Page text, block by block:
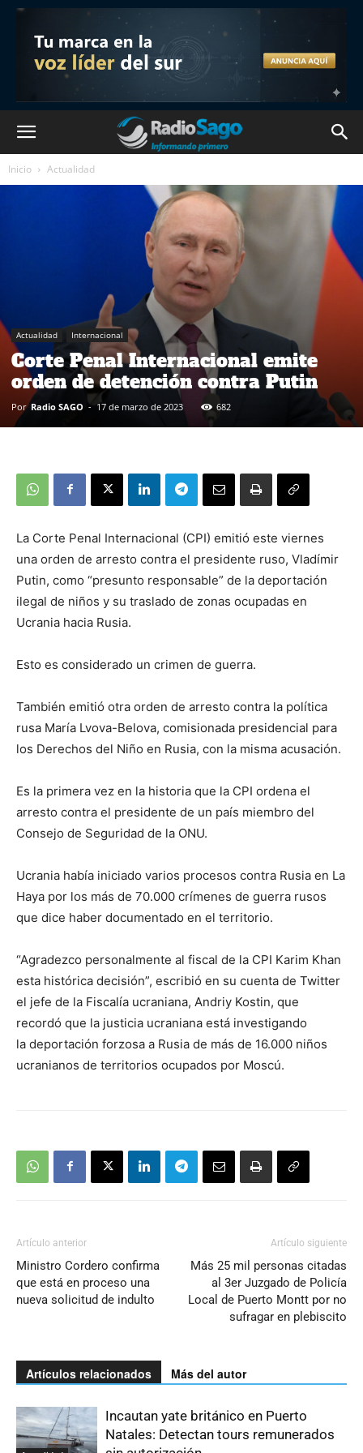
Inicio Actualidad
Actualidad Internacional
Corte Penal Internacional emite
orden de detención contra Putin
Por Radio SAGO - 17 de marzo de 2023 682
La Corte Penal Internacional (CPI) emitió este viernes
una orden de arresto contra el presidente ruso, Vladímir
Putin, como “presunto responsable” de la deportación
ilegal de niños y su traslado de zonas ocupadas en
Ucrania hacia Rusia.
Esto es considerado un crimen de guerra.
También emitió otra orden de arresto contra la política
rusa María Lvova-Belova, comisionada presidencial para
los Derechos del Niño en Rusia, con la misma acusación.
Es la primera vez en la historia que la CPI ordena el
arresto contra el presidente de un país miembro del
Consejo de Seguridad de la ONU.
Ucrania había iniciado varios procesos contra Rusia en La
Haya por los más de 70.000 crímenes de guerra rusos
que dice haber documentado en el territorio.
“Agradezco personalmente al fiscal de la CPI Karim Khan
esta histórica decisión”, escribió en su cuenta de Twitter
el jefe de la Fiscalía ucraniana, Andriy Kostin, que
recordó que la justicia ucraniana está investigando
la deportación forzosa a Rusia de más de 16.000 niños
ucranianos de territorios ocupados por Moscú.
Artículo anterior
Ministro Cordero confirma
que está en proceso una
nueva solicitud de indulto
Artículo siguiente
Más 25 mil personas citadas
al 3er Juzgado de Policía
Local de Puerto Montt por no
sufragar en plebiscito
Artículos relacionados Más del autor
Incautan yate británico en Puerto
Natales: Detectan tours remunerados